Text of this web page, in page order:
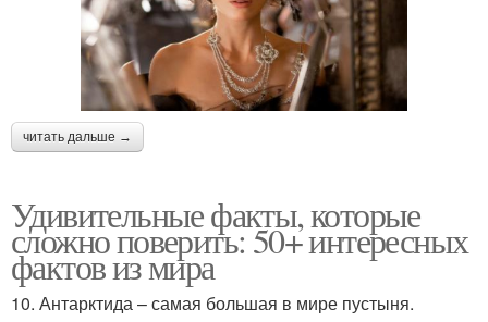
читать дальше →
Удивительные факты, которые
сложно поверить: 50+ интересных
фактов из мира
10. Антарктида – самая большая в мире пустыня.